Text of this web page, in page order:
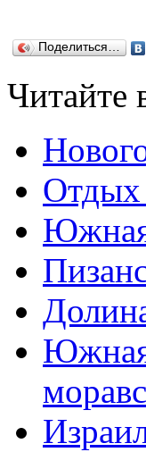
Поделиться…
Читайте
Отдых
Южная
Южная